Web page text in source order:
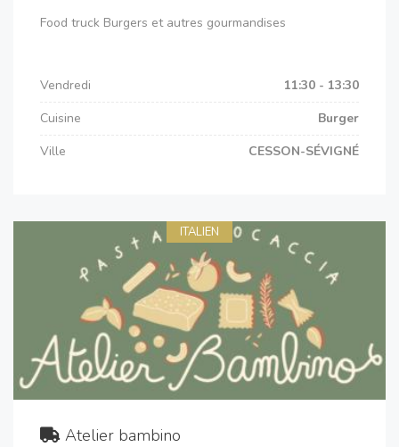
Food truck Burgers et autres gourmandises
Vendredi
11:30 - 13:30
Cuisine
Burger
Ville
CESSON-SÉVIGNÉ
ITALIEN
Atelier bambino